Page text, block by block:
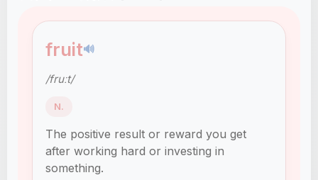
fruit🔊
/fruːt/
N.
The positive result or reward you get
after working hard or investing in
something.